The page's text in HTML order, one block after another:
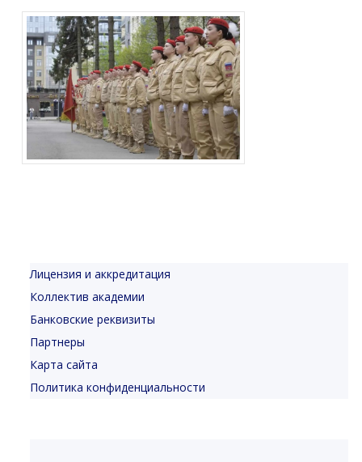
Лицензия и аккредитация
Коллектив академии
Банковские реквизиты
Партнеры
Карта сайта
Политика конфиденциальности